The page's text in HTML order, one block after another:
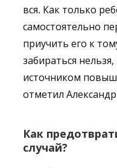
вся. Как только
самостоятельно
приучить его к
забираться
источником
отметил
Как
случай?